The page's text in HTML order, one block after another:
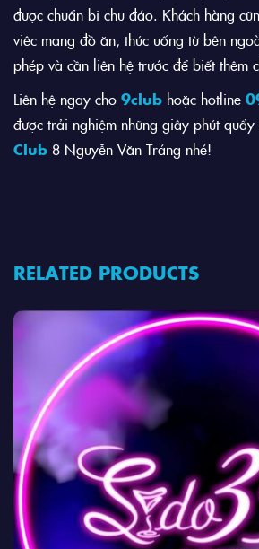
được chuẩn bị chu đáo. Khách hàng
việc mang đồ ăn, thức uống từ bên
phép và cần liên hệ trước để biết thêm
Liên hệ ngay cho 9club hoặc hotline
được trải nghiệm những giây phút quẩy
Club 8 Nguyễn Văn Tráng nhé!
RELATED PRODUCTS